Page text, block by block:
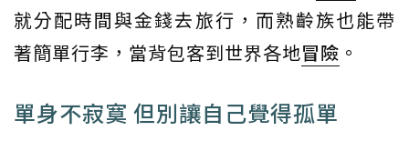
就分配時間與金錢去旅行，而熟齡族也能帶
著簡單行李，當背包客到世界各地冒險 。
單身不寂寞 但別讓自己覺得孤單